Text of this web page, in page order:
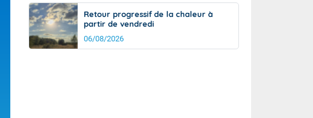
Retour progressif de la chaleur à
partir de vendredi
06/08/2026